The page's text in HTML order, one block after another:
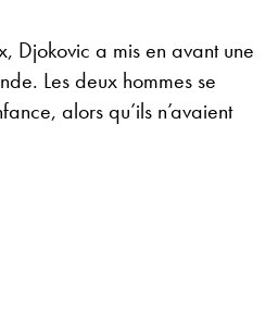
Djokovic a mis en avant une
Les deux hommes se
alors qu’ils n’avaient